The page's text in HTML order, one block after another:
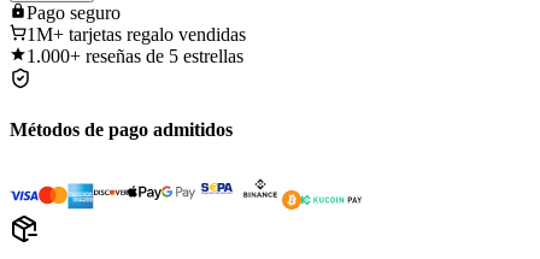
Pago seguro
1M+ tarjetas regalo vendidas
1.000+ reseñas de 5 estrellas
Métodos de pago admitidos